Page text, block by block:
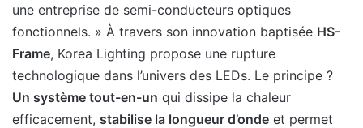
une entreprise de semi-conducteurs optiques
fonctionnels. » À travers son innovation baptisée HS-
Frame, Korea Lighting propose une rupture
technologique dans l’univers des LEDs. Le principe ?
Un système tout-en-un qui dissipe la chaleur
efficacement, stabilise la longueur d’onde et permet